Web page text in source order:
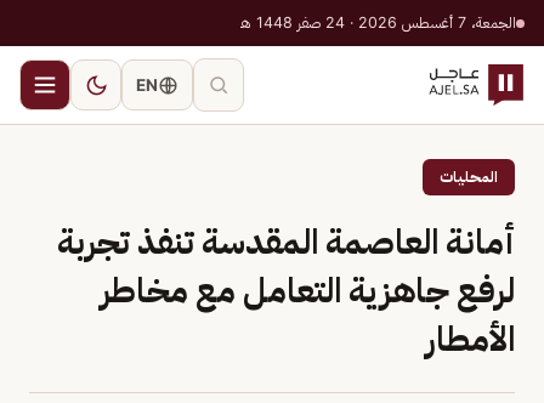
الجمعة، 7 أغسطس 2026 · 24 صفر 1448 هـ
EN
المحليات
أمانة العاصمة المقدسة تنفذ تجربة
لرفع جاهزية التعامل مع مخاطر
الأمطار